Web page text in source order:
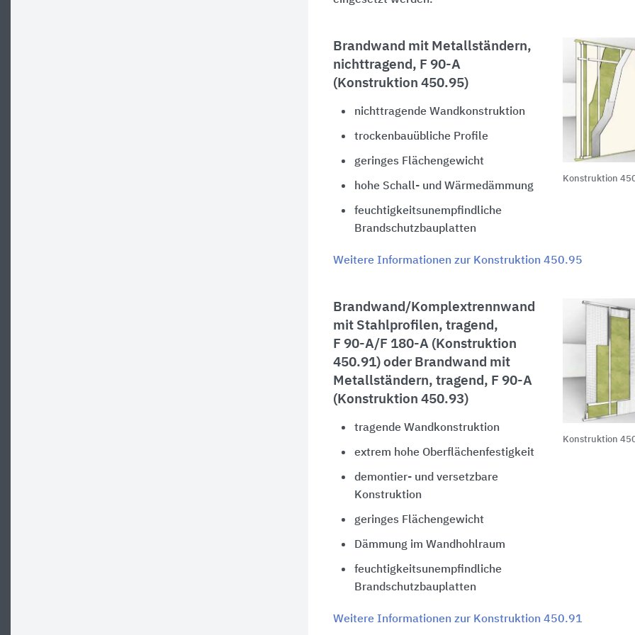
Konstruktion
Brandwand mit Metallständern,
nichttragend, F 90-A
(Konstruktion 450.95)
nichttragende Wandkonstruktion
trockenbauübliche Profile
geringes Flächengewicht
hohe Schall- und Wärmedämmung
feuchtigkeitsunempfindliche
Brandschutzbauplatten
Weitere Informationen zur Konstruktion 450.95
Konstruktion
Brandwand/Komplextrennwand
mit Stahlprofilen, tragend,
F 90-A/F 180-A(Konstruktion
450.91) oder Brandwand mit
Metallständern, tragend, F 90-A
(Konstruktion 450.93)
tragende Wandkonstruktion
extrem hohe Oberflächenfestigkeit
demontier- und versetzbare
Konstruktion
geringes Flächengewicht
Dämmung im Wandhohlraum
feuchtigkeitsunempfindliche
Brandschutzbauplatten
Weitere Informationen zur Konstruktion 450.91